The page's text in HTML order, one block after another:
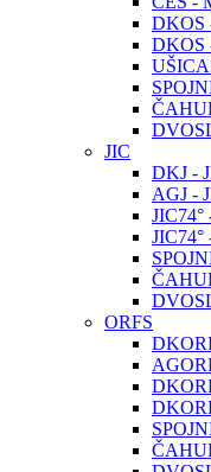
DKOS
DKOS
JIC
DKJ -
AGJ -
ORFS